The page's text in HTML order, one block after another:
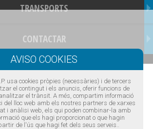
TRANSPORTS
CONTACTAR
usa cookies pròpies (necessàries) i de tercers
el contingut i els anuncis, oferir funcions de
el trànsit. A més, compartim informació
del lloc web amb els nostres partners de xarxes
i anàlisi web, els qui poden combinar-la amb
que els hagi proporcionat o que hagin
de l'ús que hagi fet dels seus serveis..